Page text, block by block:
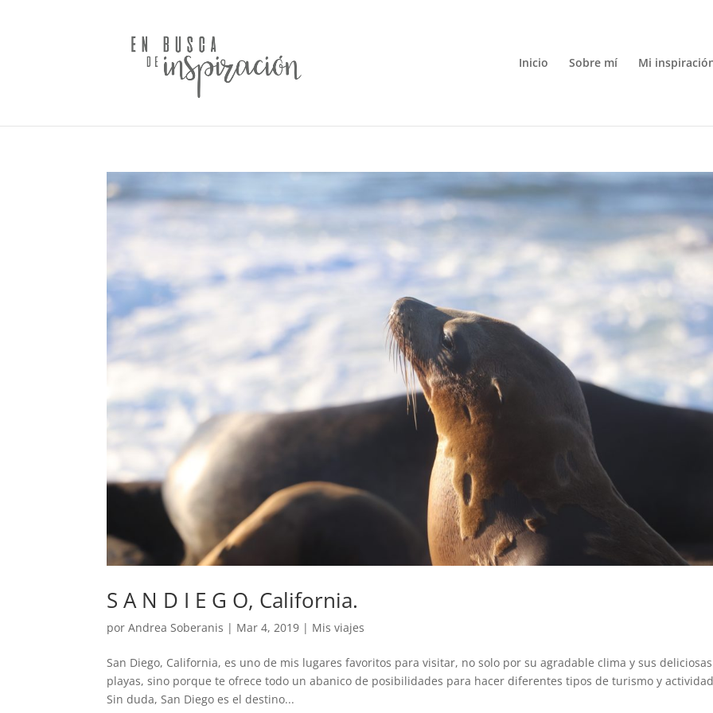
Inicio Sobre mí Mi
S A N D I E G O, California.
porAndrea Soberanis | Mar 4, 2019 | Mis viajes
San Diego, California, es uno de mis lugares favoritos para visitar, no solo por su agradable clima y sus deliciosas
playas, sino porque te ofrece todo un abanico de posibilidades para hacer diferentes tipos de turismo y
Sin duda, San Diego es el destino...